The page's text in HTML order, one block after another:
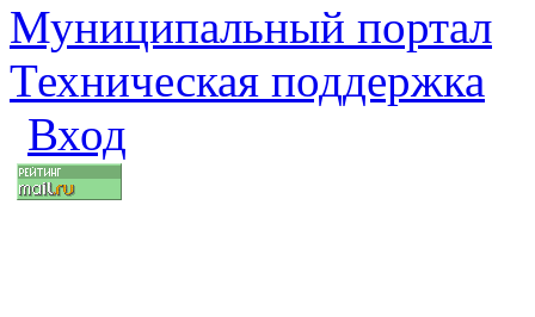
Муниципальный портал
Техническая поддержка
Вход